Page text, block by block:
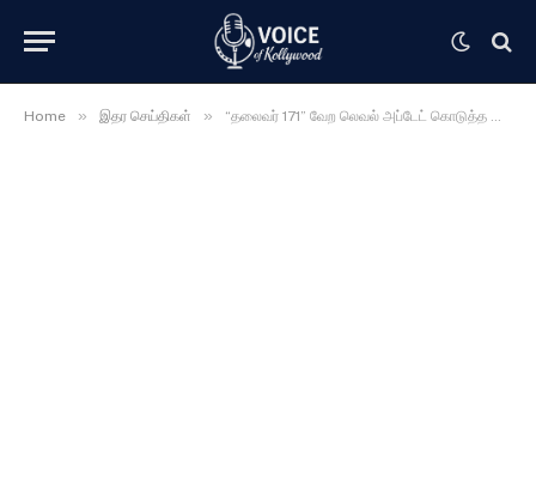
Home » இதர செய்திகள் » “தலைவர் 171” வேற லெவல் அப்டேட் கொடுத்த இயக்குனர் லோகேஷ் கனகராஜ் ……… வாயடைத்து போன ரசிகர்கள் …….